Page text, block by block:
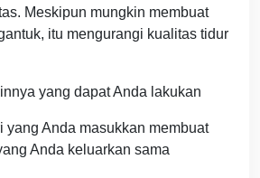
Meskipun mungkin membuat
itu mengurangi kualitas tidur
yang dapat Anda lakukan
yang Anda masukkan membuat
Anda keluarkan sama